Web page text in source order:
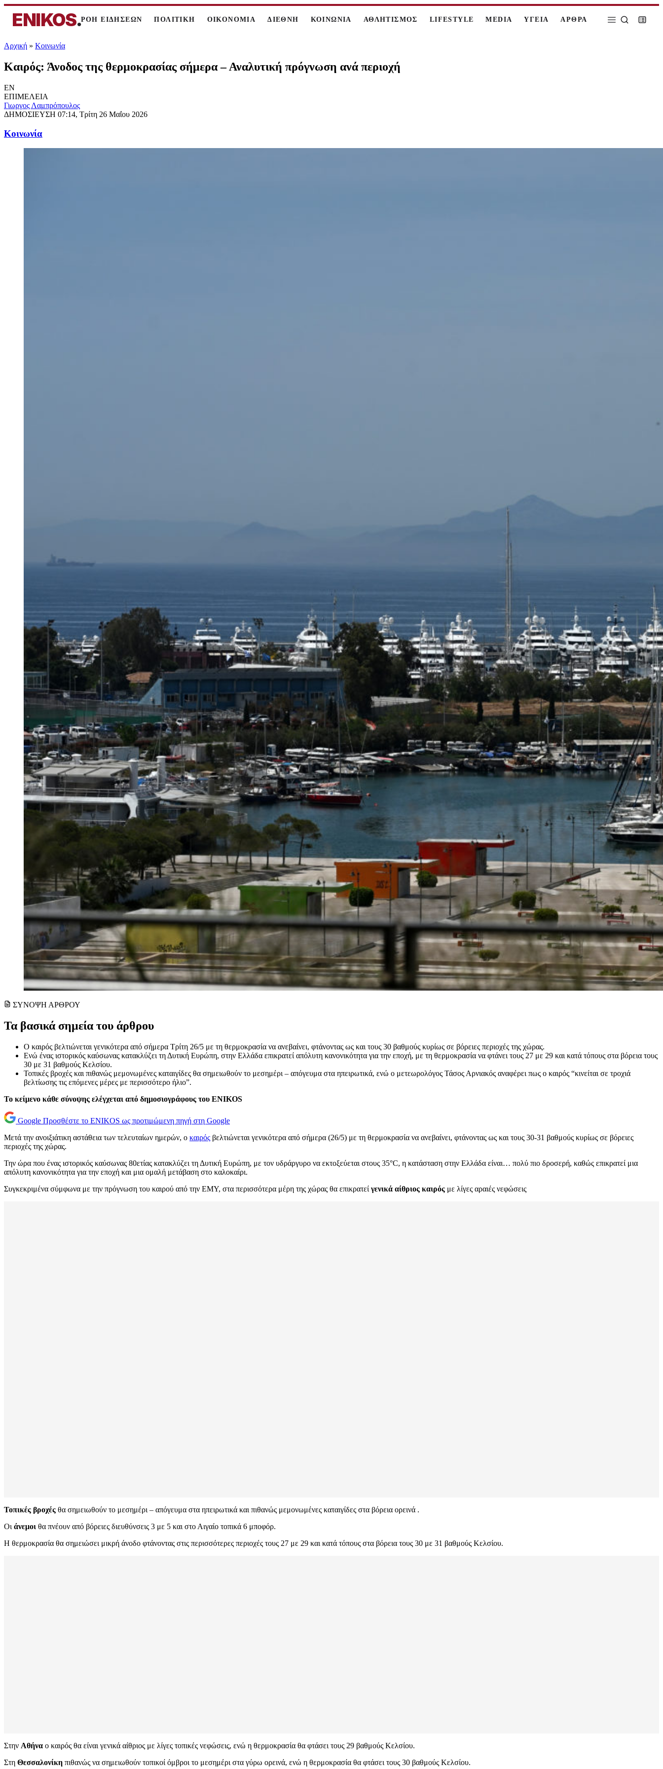
ENIKOS.ΡΟΗ ΕΙΔΗΣΕΩΝ ΠΟΛΙΤΙΚΗ ΟΙΚΟΝΟΜΙΑ ΔΙΕΘΝΗ ΚΟΙΝΩΝΙΑ ΑΘΛΗΤΙΣΜΟΣ LIFESTYLE MEDIA ΥΓΕΙΑ ΑΡΘΡΑ
Αρχική » Κοινωνία
Καιρός: Άνοδος της θερμοκρασίας σήμερα – Αναλυτική πρόγνωση ανά περιοχή
EN
ΕΠΙΜΕΛΕΙΑ
Γιωργος Λαμπρόπουλος
ΔΗΜΟΣΙΕΥΣΗ 07:14, Τρίτη 26 Μαΐου 2026
Κοινωνία
ΣΥΝΟΨΗ ΑΡΘΡΟΥ
Τα βασικά σημεία του άρθρου
Ο καιρός βελτιώνεται γενικότερα από σήμερα Τρίτη 26/5 με τη θερμοκρασία να ανεβαίνει, φτάνοντας ως και τους 30 βαθμούς κυρίως σε βόρειες περιοχές της χώρας.
Ενώ ένας ιστορικός καύσωνας κατακλύζει τη Δυτική Ευρώπη, στην Ελλάδα επικρατεί απόλυτη κανονικότητα για την εποχή, με τη θερμοκρασία να φτάνει τους 27 με 29 και κατά τόπους στα βόρεια τους
30 με 31 βαθμούς Κελσίου.
Τοπικές βροχές και πιθανώς μεμονωμένες καταιγίδες θα σημειωθούν το μεσημέρι – απόγευμα στα ηπειρωτικά, ενώ ο μετεωρολόγος Τάσος Αρνιακός αναφέρει πως ο καιρός “κινείται σε τροχιά
βελτίωσης τις επόμενες μέρες με περισσότερο ήλιο”.
Το κείμενο κάθε σύνοψης ελέγχεται από δημοσιογράφους του ENIKOS
Google Προσθέστε το ENIKOS ως προτιμώμενη πηγή στη Google
Μετά την ανοιξιάτικη αστάθεια των τελευταίων ημερών, ο καιρός βελτιώνεται γενικότερα από σήμερα (26/5) με τη θερμοκρασία να ανεβαίνει, φτάνοντας ως και τους 30-31 βαθμούς κυρίως σε βόρειες
περιοχές της χώρας.
Την ώρα που ένας ιστορικός καύσωνας 80ετίας κατακλύζει τη Δυτική Ευρώπη, με τον υδράργυρο να εκτοξεύεται στους 35°C, η κατάσταση στην Ελλάδα είναι… πολύ πιο δροσερή, καθώς επικρατεί μια
απόλυτη κανονικότητα για την εποχή και μια ομαλή μετάβαση στο καλοκαίρι.
Συγκεκριμένα σύμφωνα με την πρόγνωση του καιρού από την ΕΜΥ, στα περισσότερα μέρη της χώρας θα επικρατεί γενικά αίθριος καιρός με λίγες αραιές νεφώσεις
Τοπικές βροχές θα σημειωθούν το μεσημέρι – απόγευμα στα ηπειρωτικά και πιθανώς μεμονωμένες καταιγίδες στα βόρεια ορεινά .
Οι άνεμοι θα πνέουν από βόρειες διευθύνσεις 3 με 5 και στο Αιγαίο τοπικά 6 μποφόρ.
Η θερμοκρασία θα σημειώσει μικρή άνοδο φτάνοντας στις περισσότερες περιοχές τους 27 με 29 και κατά τόπους στα βόρεια τους 30 με 31 βαθμούς Κελσίου.
Στην Αθήνα ο καιρός θα είναι γενικά αίθριος με λίγες τοπικές νεφώσεις, ενώ η θερμοκρασία θα φτάσει τους 29 βαθμούς Κελσίου.
Στη Θεσσαλονίκη πιθανώς να σημειωθούν τοπικοί όμβροι το μεσημέρι στα γύρω ορεινά, ενώ η θερμοκρασία θα φτάσει τους 30 βαθμούς Κελσίου.